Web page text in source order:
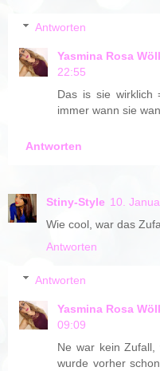
Antworten
Yasmina Rosa
22:55
Das is sie wirklich
immer wann sie
Antworten
Stiny-Style 10.
Wie cool, war das
Antworten
Antworten
Yasmina Rosa
09:09
Ne war kein
wurde vorher